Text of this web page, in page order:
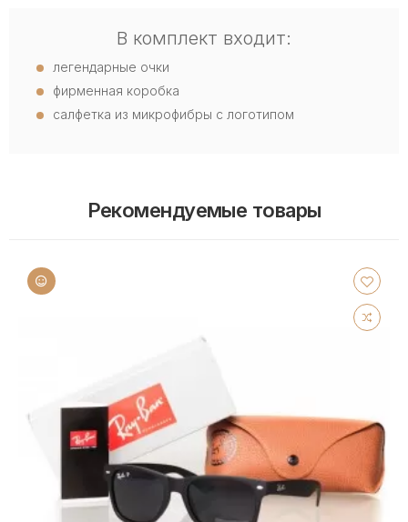
В комплект входит:
легендарные очки
фирменная коробка
салфетка из микрофибры с логотипом
Рекомендуемые товары